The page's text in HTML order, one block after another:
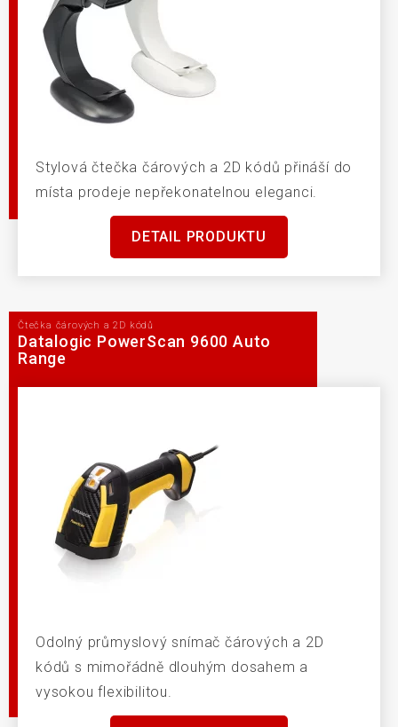
Stylová čtečka čárových a 2D kódů přináší do
místa prodeje nepřekonatelnou eleganci.
DETAIL PRODUKTU
Čtečka čárových a 2D kódů
Datalogic PowerScan 9600 Auto
Range
Odolný průmyslový snímač čárových a 2D
kódů s mimořádně dlouhým dosahem a
vysokou flexibilitou.